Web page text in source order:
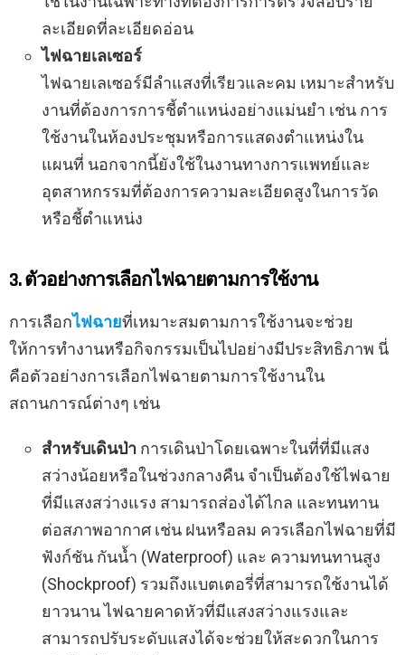
ละเอียดที่ละเอียดอ่อน
ไฟฉายเลเซอร์
ไฟฉายเลเซอร์มีลำแสงที่เรียวและคม เหมาะสำหรับ
งานที่ต้องการการชี้ตำแหน่งอย่างแม่นยำ เช่น การ
ใช้งานในห้องประชุมหรือการแสดงตำแหน่งใน
แผนที่ นอกจากนี้ยังใช้ในงานทางการแพทย์และ
อุตสาหกรรมที่ต้องการความละเอียดสูงในการวัด
หรือชี้ตำแหน่ง
3. ตัวอย่างการเลือกไฟฉายตามการใช้งาน
การเลือกไฟฉายที่เหมาะสมตามการใช้งานจะช่วย
ให้การทำงานหรือกิจกรรมเป็นไปอย่างมีประสิทธิภาพ นี่
คือตัวอย่างการเลือกไฟฉายตามการใช้งานใน
สถานการณ์ต่างๆ เช่น
สำหรับเดินป่า การเดินป่าโดยเฉพาะในที่ที่มีแสง
สว่างน้อยหรือในช่วงกลางคืน จำเป็นต้องใช้ไฟฉาย
ที่มีแสงสว่างแรง สามารถส่องได้ไกล และทนทาน
ต่อสภาพอากาศ เช่น ฝนหรือลม ควรเลือกไฟฉายที่มี
ฟังก์ชัน กันน้ำ (Waterproof) และ ความทนทานสูง
(Shockproof) รวมถึงแบตเตอรี่ที่สามารถใช้งานได้
ยาวนาน ไฟฉายคาดหัวที่มีแสงสว่างแรงและ
สามารถปรับระดับแสงได้จะช่วยให้สะดวกในการ